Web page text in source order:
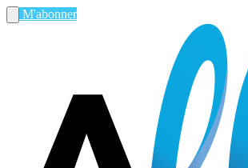
M'abonner